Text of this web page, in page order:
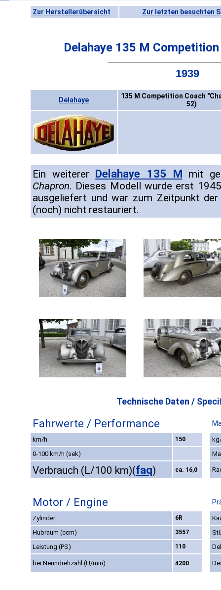
Zur Herstellerübersicht Zur letzten besuchten
Delahaye 135 M
1939
Delahaye
135 M Competition Coach
52)
Ein weiterer Delahaye 135 M mit
Chapron. Dieses Modell wurde erst
ausgeliefert und war zum Zeitpunkt
(noch) nicht restauriert.
Technische Daten /
Fahrwerte / Performance
km/h 150
0-100 km/h (sek)
Verbrauch (L/100 km)(faq) ca. 16,0
Motor / Engine
Zylinder 6R
Hubraum (ccm)
3557
Leistung (PS)
110
bei Nenndrehzahl (U/min) 4200